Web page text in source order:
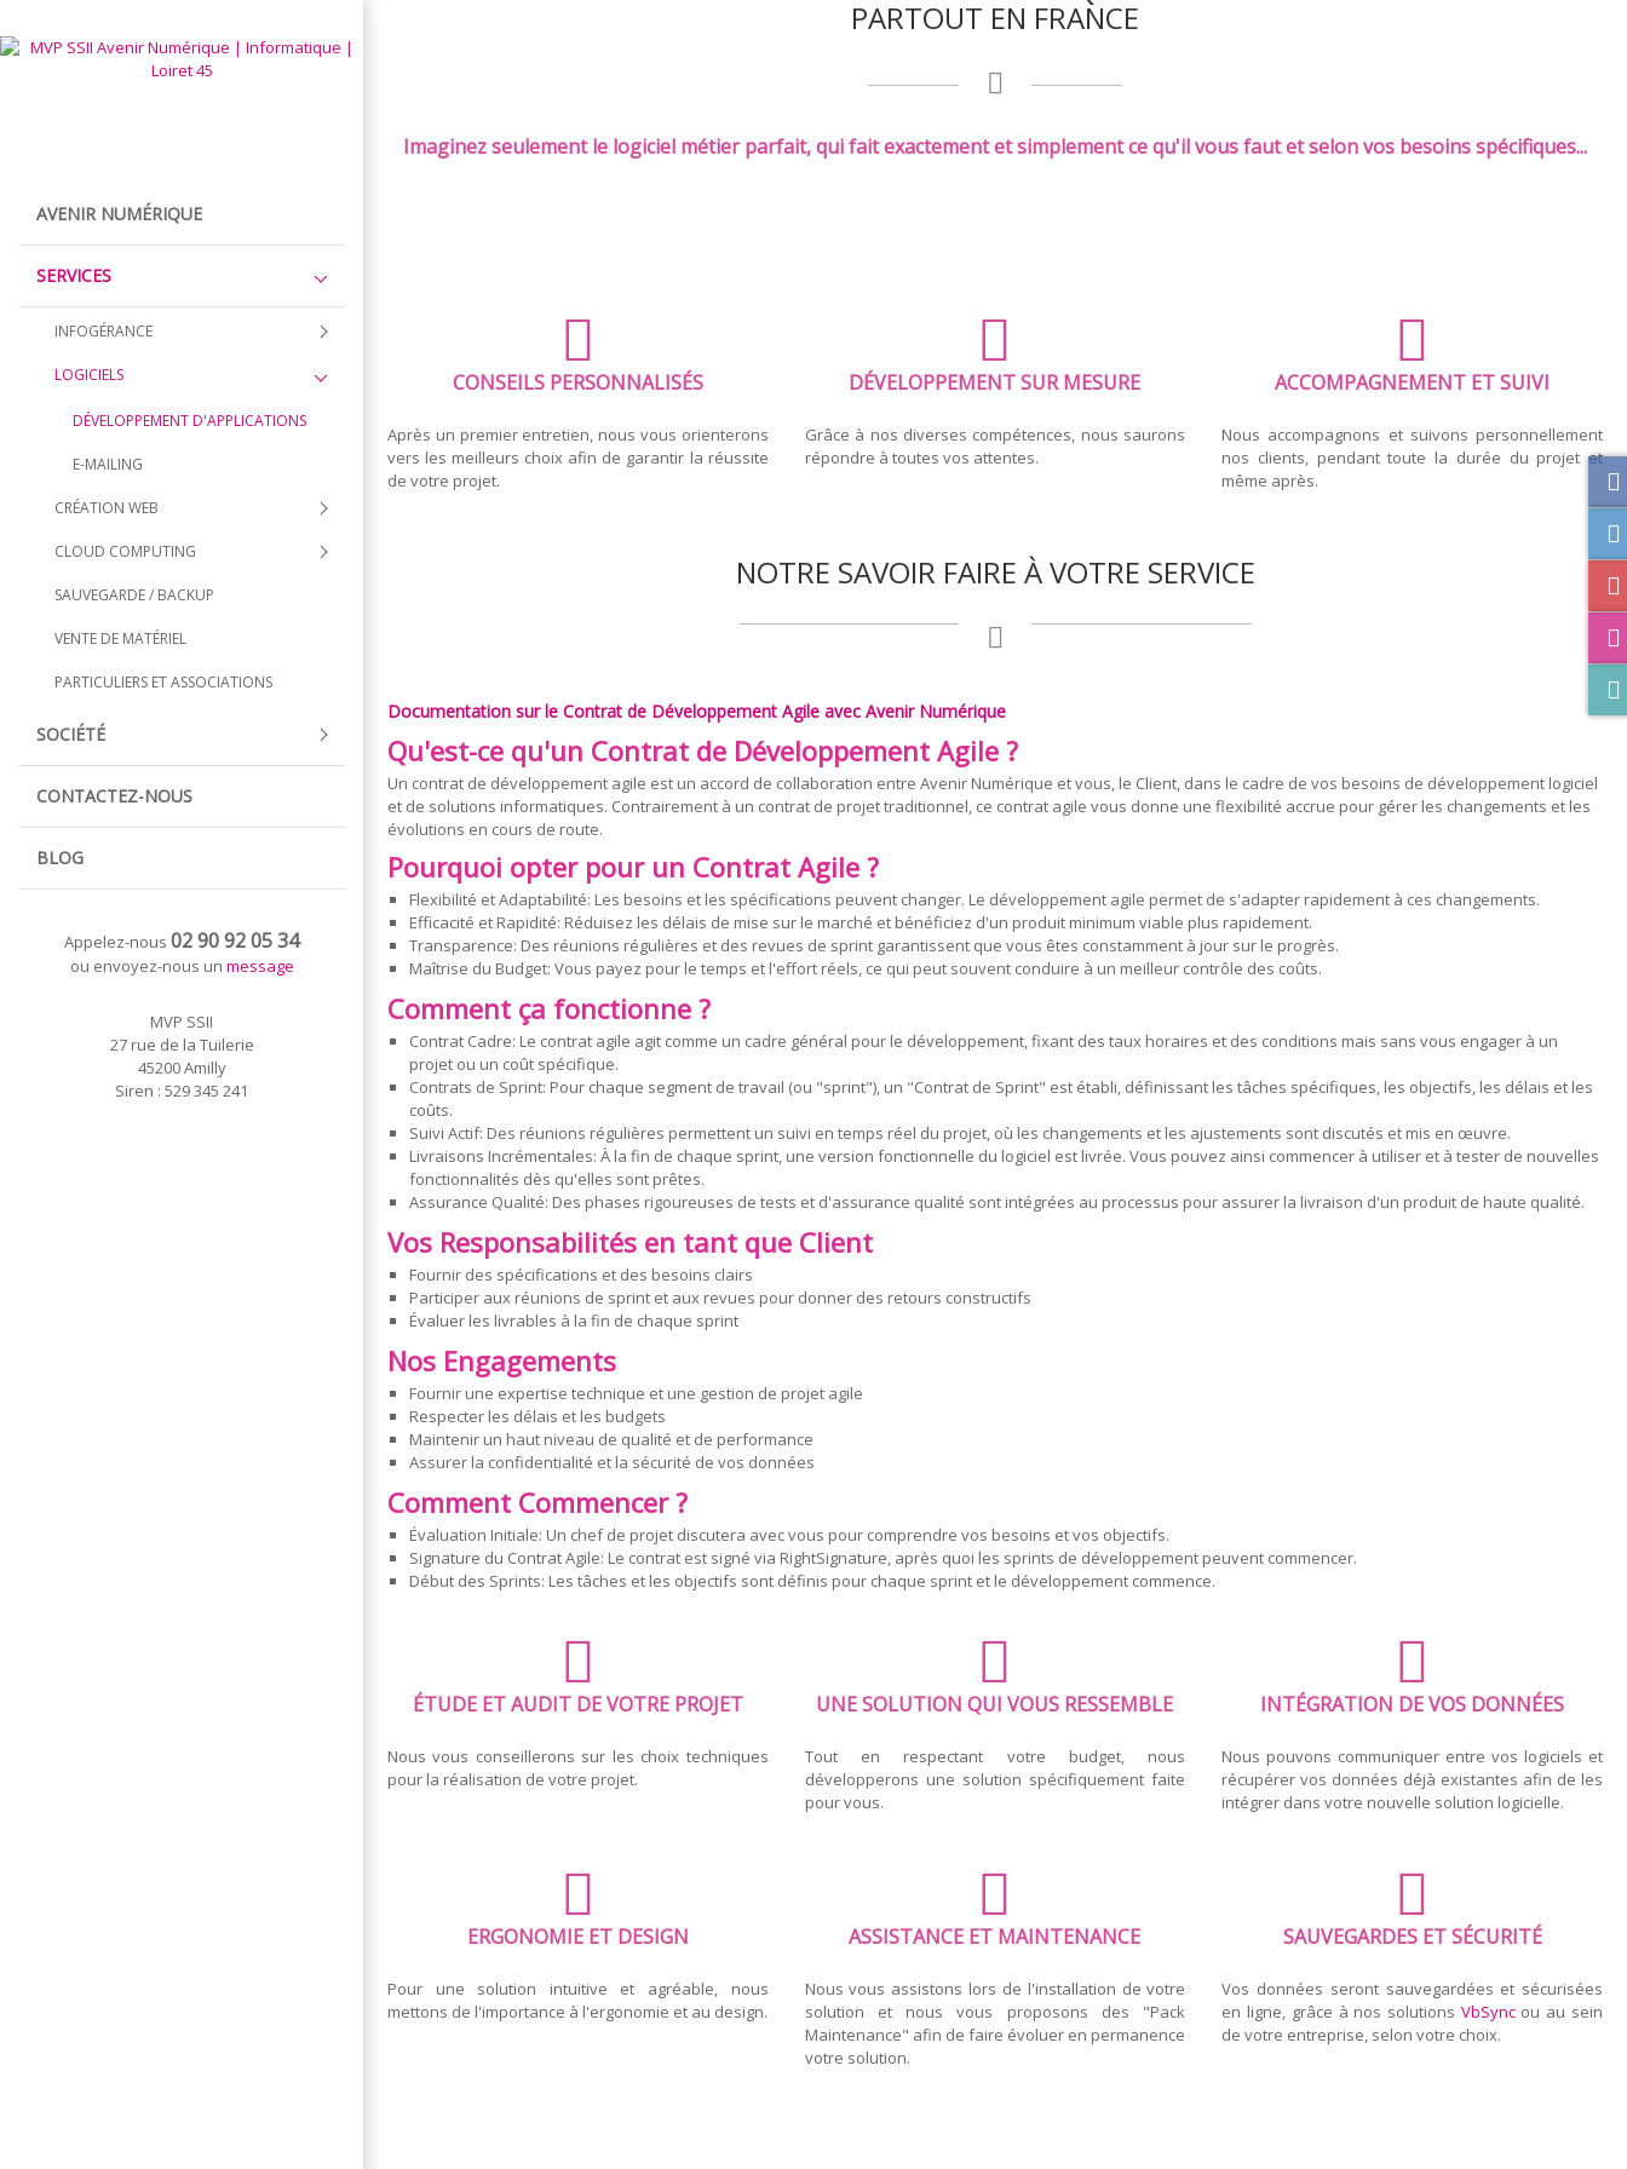
AVENIR NUMÉRIQUE
SERVICES
INFOGÉRANCE
LOGICIELS
DÉVELOPPEMENT D'APPLICATIONS
E-MAILING
CRÉATION WEB
CLOUD COMPUTING
SAUVEGARDE / BACKUP
VENTE DE MATÉRIEL
PARTICULIERS ET ASSOCIATIONS
SOCIÉTÉ
CONTACTEZ-NOUS
BLOG
Appelez-nous 02 90 92 05 34
ou envoyez-nous un message
MVP SSII
27 rue de la Tuilerie
45200 Amilly
Siren : 529 345 241
PARTOUT EN FRANCE
Imaginez seulement le logiciel métier parfait, qui fait exactement et simplement ce qu'il vous faut et selon vos besoins spécifiques...
CONSEILS PERSONNALISÉS
Après un premier entretien, nous vous orienterons
vers les meilleurs choix afin de garantir la réussite
de votre projet.
DÉVELOPPEMENT SUR MESURE
Grâce à nos diverses compétences, nous saurons
répondre à toutes vos attentes.
ACCOMPAGNEMENT ET SUIVI
Nous accompagnons et suivons personnellement
nos clients, pendant toute la durée du projet et
même après.
NOTRE SAVOIR FAIRE À VOTRE SERVICE
Documentation sur le Contrat de Développement Agile avec Avenir Numérique
Qu'est-ce qu'un Contrat de Développement Agile ?
Un contrat de développement agile est un accord de collaboration entre Avenir Numérique et vous, le Client, dans le cadre de vos besoins de développement logiciel
et de solutions informatiques. Contrairement à un contrat de projet traditionnel, ce contrat agile vous donne une flexibilité accrue pour gérer les changements et les
évolutions en cours de route.
Pourquoi opter pour un Contrat Agile ?
Flexibilité et Adaptabilité: Les besoins et les spécifications peuvent changer. Le développement agile permet de s'adapter rapidement à ces changements.
Efficacité et Rapidité: Réduisez les délais de mise sur le marché et bénéficiez d'un produit minimum viable plus rapidement.
Transparence: Des réunions régulières et des revues de sprint garantissent que vous êtes constamment à jour sur le progrès.
Maîtrise du Budget: Vous payez pour le temps et l'effort réels, ce qui peut souvent conduire à un meilleur contrôle des coûts.
Comment ça fonctionne ?
Contrat Cadre: Le contrat agile agit comme un cadre général pour le développement, fixant des taux horaires et des conditions mais sans vous engager à un
projet ou un coût spécifique.
Contrats de Sprint: Pour chaque segment de travail (ou "sprint"), un "Contrat de Sprint" est établi, définissant les tâches spécifiques, les objectifs, les délais et les
coûts.
Suivi Actif: Des réunions régulières permettent un suivi en temps réel du projet, où les changements et les ajustements sont discutés et mis en œuvre.
Livraisons Incrémentales: À la fin de chaque sprint, une version fonctionnelle du logiciel est livrée. Vous pouvez ainsi commencer à utiliser et à tester de nouvelles
fonctionnalités dès qu'elles sont prêtes.
Assurance Qualité: Des phases rigoureuses de tests et d'assurance qualité sont intégrées au processus pour assurer la livraison d'un produit de haute qualité.
Vos Responsabilités en tant que Client
Fournir des spécifications et des besoins clairs
Participer aux réunions de sprint et aux revues pour donner des retours constructifs
Évaluer les livrables à la fin de chaque sprint
Nos Engagements
Fournir une expertise technique et une gestion de projet agile
Respecter les délais et les budgets
Maintenir un haut niveau de qualité et de performance
Assurer la confidentialité et la sécurité de vos données
Comment Commencer ?
Évaluation Initiale: Un chef de projet discutera avec vous pour comprendre vos besoins et vos objectifs.
Signature du Contrat Agile: Le contrat est signé via RightSignature, après quoi les sprints de développement peuvent commencer.
Début des Sprints: Les tâches et les objectifs sont définis pour chaque sprint et le développement commence.
ÉTUDE ET AUDIT DE VOTRE PROJET
Nous vous conseillerons sur les choix techniques
pour la réalisation de votre projet.
UNE SOLUTION QUI VOUS RESSEMBLE
Tout en respectant votre budget, nous
développerons une solution spécifiquement faite
pour vous.
INTÉGRATION DE VOS DONNÉES
Nous pouvons communiquer entre vos logiciels et
récupérer vos données déjà existantes afin de les
intégrer dans votre nouvelle solution logicielle.
ERGONOMIE ET DESIGN
Pour une solution intuitive et agréable, nous
mettons de l'importance à l'ergonomie et au design.
ASSISTANCE ET MAINTENANCE
Nous vous assistons lors de l'installation de votre
solution et nous vous proposons des "Pack
Maintenance" afin de faire évoluer en permanence
votre solution.
SAUVEGARDES ET SÉCURITÉ
Vos données seront sauvegardées et sécurisées
en ligne, grâce à nos solutions VbSyncou au sein
de votre entreprise, selon votre choix.